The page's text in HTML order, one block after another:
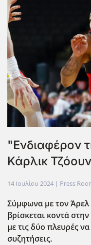
"Ενδιαφέρον
Κάρλικ
14 Ιουλίου 2024 | Press
Σύμφωνα με τον Άρελ
βρίσκεται κοντά
με τις δύο πλευρές
συζητήσεις.